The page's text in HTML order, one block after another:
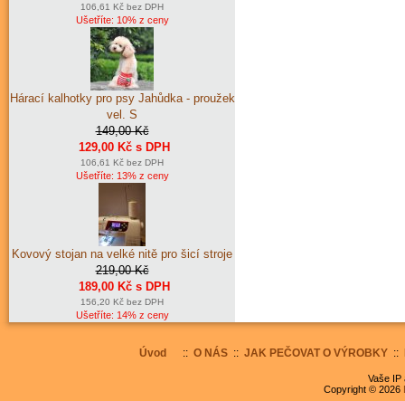
106,61 Kč bez DPH
Ušetříte: 10% z ceny
Hárací kalhotky pro psy Jahůdka - proužek
vel. S
149,00 Kč
129,00 Kč s DPH
106,61 Kč bez DPH
Ušetříte: 13% z ceny
Kovový stojan na velké nitě pro šicí stroje
219,00 Kč
189,00 Kč s DPH
156,20 Kč bez DPH
Ušetříte: 14% z ceny
Úvod :: O NÁS:: JAK PEČOVAT O VÝROBKY::
Vaše IP
Copyright © 2026